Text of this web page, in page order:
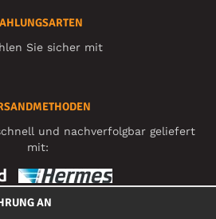
Sie sicher mit
und nachverfolgbar geliefert
mit:
AN